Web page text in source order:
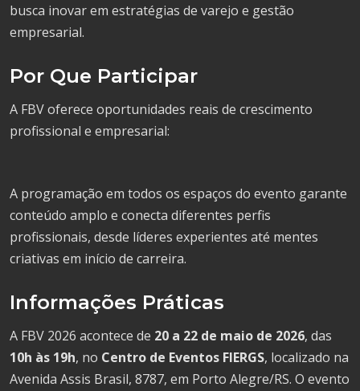
busca inovar em estratégias de varejo e gestão
empresarial.
Por Que Participar
A FBV oferece oportunidades reais de crescimento
profissional e empresarial:
A programação em todos os espaços do evento garante
conteúdo amplo e conecta diferentes perfis
profissionais, desde líderes experientes até mentes
criativas em início de carreira.
Informações Práticas
A FBV 2026 acontece de 20 a 22 de maio de 2026, das
10h às 19h, no Centro de Eventos FIERGS, localizado na
Avenida Assis Brasil, 8787, em Porto Alegre/RS. O evento